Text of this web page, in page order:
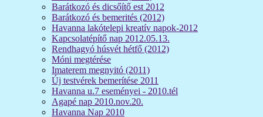
Barátkozó és dicsőítő est 2012
Barátkozó és bemerités (2012)
Havanna lakótelepi kreatív napok-2012
Kapcsolatépítő nap 2012.05.13.
Rendhagyó húsvét hétfő (2012)
Móni megtérése
Imaterem megnyitó (2011)
Új testvérek bemerítése 2011
Havanna u.7 eseményei - 2010.tél
Agapé nap 2010.nov.20.
Havanna Nap 2010